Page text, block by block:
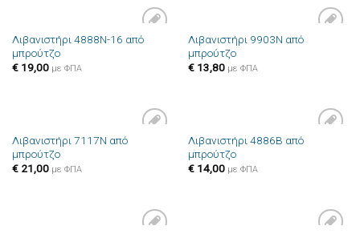
Πρόσθήκη
Λιβανιστήρι 4888N-16 από
μπρούτζο
€19,00 με ΦΠΑ
Πρόσθήκη
Λιβανιστήρι 9903N από
μπρούτζο
€13,80 με ΦΠΑ
Πρόσθήκη
Λιβανιστήρι 7117N από
μπρούτζο
€21,00 με ΦΠΑ
Πρόσθήκη
Λιβανιστήρι 4886B από
μπρούτζο
€14,00 με ΦΠΑ